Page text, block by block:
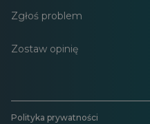
Zgłoś problem
Zostaw opinię
Polityka prywatności